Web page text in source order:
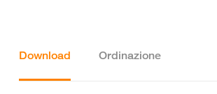
Download Ordinazione